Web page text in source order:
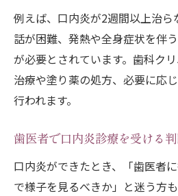
口内炎に有効な歯科の
歯医者で受けられる口
は
レーザー治療の痛みや
点
歯医者での口内炎対策
保険適用が気になる口内炎
例えば、口内炎が2週間以上治
話が困難、発熱や全身症状を伴
が必要とされています。歯科ク
治療や塗り薬の処方、必要に応
行われます。
歯医者で口内炎診療を受ける
口内炎ができたとき、「歯医者
で様子を見るべきか」と迷う方